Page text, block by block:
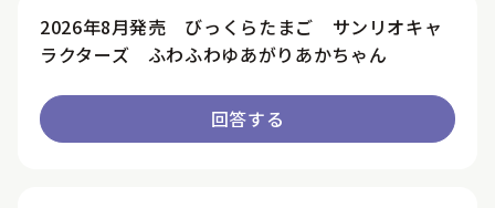
2026年8月発売 びっくらたまご サンリオキャ
ラクターズ ふわふわゆあがりあかちゃん
回答する